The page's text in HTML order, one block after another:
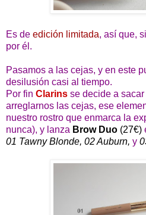
Es de edición limitada, así que,
por él.
Pasamos a las cejas, y en este
desilusión casi al tiempo.
Por fin Clarins se decide a
arreglarnos las cejas, ese
nuestro rostro que enmarca la
nunca), y lanza Brow Duo (27€)
01 Tawny Blonde, 02 Auburn, y